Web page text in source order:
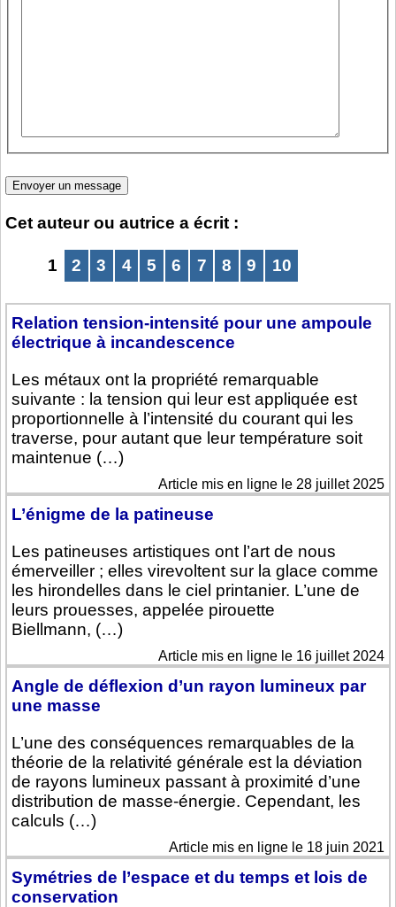
Cet auteur ou autrice a écrit :
1 2 3 4 5 6 7 8 9 10
Relation tension-intensité pour une ampoule
électrique à incandescence
Les métaux ont la propriété remarquable
suivante : la tension qui leur est appliquée est
proportionnelle à l’intensité du courant qui les
traverse, pour autant que leur température soit
maintenue (…)
Article mis en ligne le 28 juillet 2025
L’énigme de la patineuse
Les patineuses artistiques ont l’art de nous
émerveiller ; elles virevoltent sur la glace comme
les hirondelles dans le ciel printanier. L’une de
leurs prouesses, appelée pirouette
Biellmann, (…)
Article mis en ligne le 16 juillet 2024
Angle de déflexion d’un rayon lumineux par
une masse
L’une des conséquences remarquables de la
théorie de la relativité générale est la déviation
de rayons lumineux passant à proximité d’une
distribution de masse-énergie. Cependant, les
calculs (…)
Article mis en ligne le 18 juin 2021
Symétries de l’espace et du temps et lois de
conservation